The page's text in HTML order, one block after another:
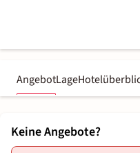
AngebotLage
Keine Angebote?